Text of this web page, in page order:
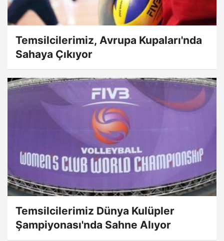
Temsilcilerimiz, Avrupa Kupaları'nda
Sahaya Çıkıyor
Temsilcilerimiz Dünya Kulüpler
Şampiyonası'nda Sahne Alıyor